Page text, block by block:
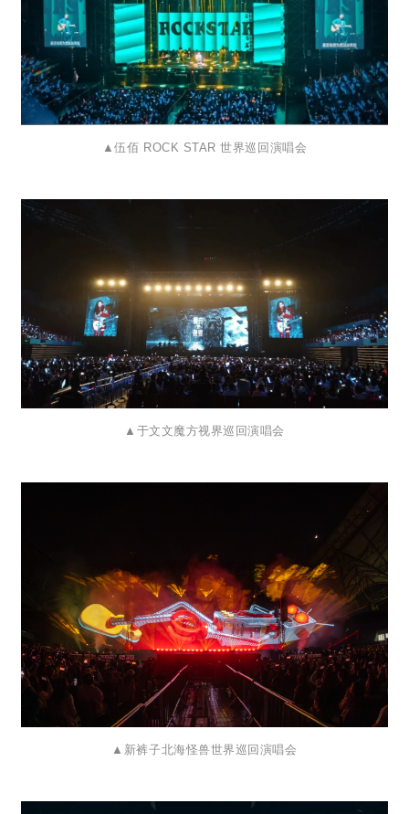
▲伍佰 ROCK STAR 世界巡回演唱会
▲ 于文文魔方视界巡回演唱会
▲ 新裤子北海怪兽世界巡回演唱会